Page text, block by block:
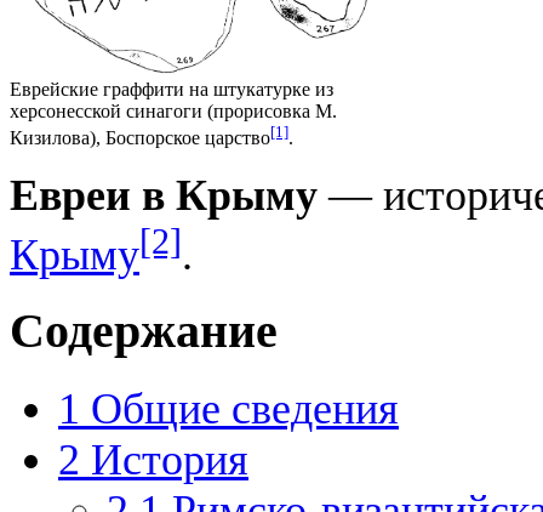
Еврейские граффити на штукатурке из
херсонесской синагоги (прорисовка М.
Кизилова), Боспорское царство[1].
Евреи в Крыму —
Крыму[2].
Содержание
1 Общие сведения
2 История